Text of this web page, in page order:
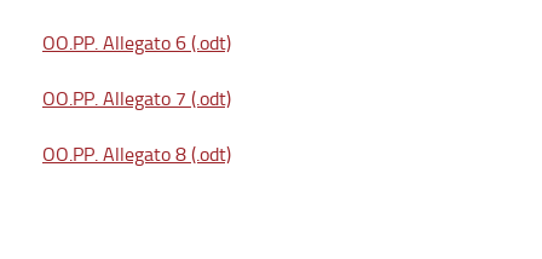
OO.PP. Allegato 6 (.odt)
OO.PP. Allegato 7 (.odt)
OO.PP. Allegato 8 (.odt)